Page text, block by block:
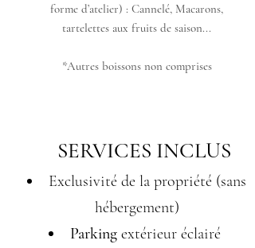
forme d’atelier) : Cannelé, Macarons,
tartelettes aux fruits de saison...
*Autres boissons non comprises
SERVICES INCLUS
Exclusivité de la propriété (sans
hébergement)
Parking extérieur éclairé